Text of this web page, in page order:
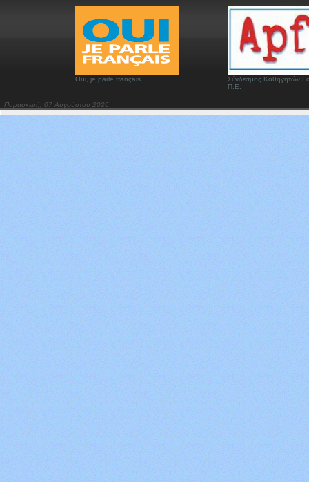
Oui, je parle français
Σύνδεσμος Καθηγητών
Π.Ε.
Παρασκευή, 07 Αυγούστου 2026